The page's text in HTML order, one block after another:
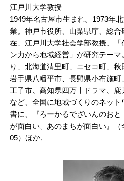
江戸川大学教授
1949年名古屋市生まれ。1973年
業。神戸市役所、山梨県庁、総合
在、江戸川大学社会学部教授。「
ン力から地域経営」が研究テー
り、北海道清里町、ニセコ町、秋
岩手県八幡平市、長野県小布施町
王子市、高知県四万十ドラマ、鹿
など、全国に地域づくりのネッ
書に、『ろーかるでざいんのお
が面白い、あのまちが面白い』
05）ほか。